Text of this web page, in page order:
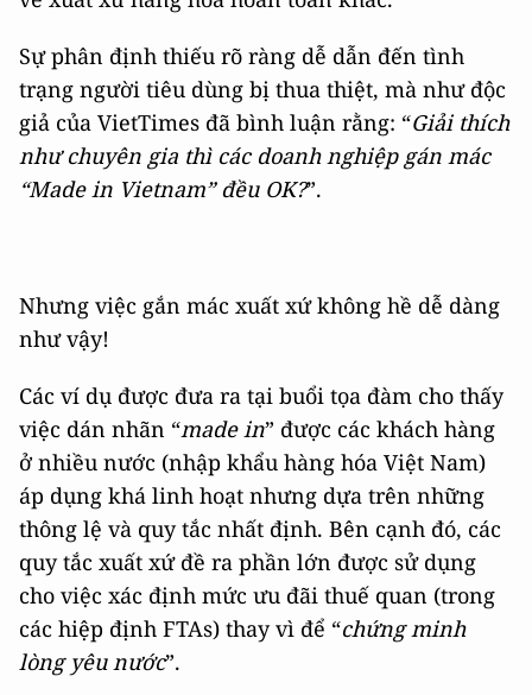
Sự phân định thiếu rõ ràng dễ dẫn đến tình
trạng người tiêu dùng bị thua thiệt, mà như độc
giả của VietTimes đã bình luận rằng: “Giải thích
như chuyên gia thì các doanh nghiệp gán mác
“Made in Vietnam” đều OK?”.
Nhưng việc gắn mác xuất xứ không hề dễ dàng
như vậy!
Các ví dụ được đưa ra tại buổi tọa đàm cho thấy
việc dán nhãn “made in” được các khách hàng
ở nhiều nước (nhập khẩu hàng hóa Việt Nam)
áp dụng khá linh hoạt nhưng dựa trên những
thông lệ và quy tắc nhất định. Bên cạnh đó, các
quy tắc xuất xứ đề ra phần lớn được sử dụng
cho việc xác định mức ưu đãi thuế quan (trong
các hiệp định FTAs) thay vì để “chứng minh
lòng yêu nước”.